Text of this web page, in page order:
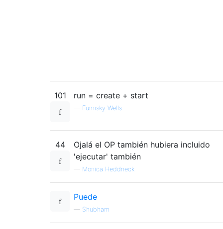
101 run = create + start
— Fumisky Wells
44
Ojalá el OP también hubiera incluido
'ejecutar' también
— Monica Heddneck
Puede
— Shubham